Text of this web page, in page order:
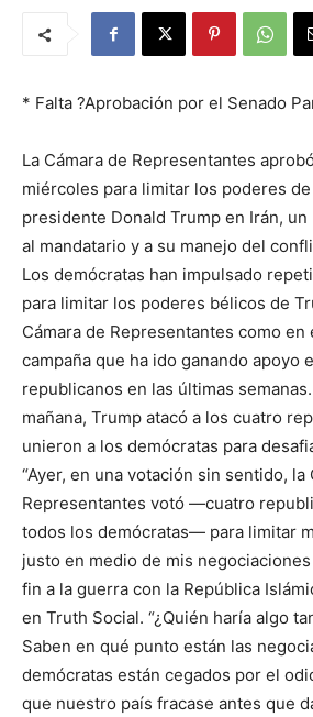
* Falta ?Aprobación por el Senado
La Cámara de Representantes
miércoles para limitar los poderes
presidente Donald Trump en Irán,
al mandatario y a su manejo del
Los demócratas han impulsado
para limitar los poderes bélicos de
Cámara de Representantes como en
campaña que ha ido ganando apoyo
republicanos en las últimas
mañana, Trump atacó a los cuatro
unieron a los demócratas para
“Ayer, en una votación sin sentido, la
Representantes votó —cuatro
todos los demócratas— para limitar
justo en medio de mis
fin a la guerra con la República
en Truth Social. “¿Quién haría algo
Saben en qué punto están las
demócratas están cegados por el
que nuestro país fracase antes que